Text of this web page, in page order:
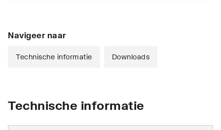
Navigeer naar
Technische informatie Downloads
Technische informatie